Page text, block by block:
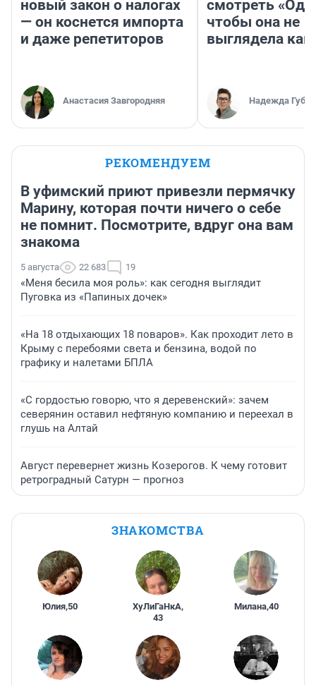
новый закон о налогах
— он коснется импорта
и даже репетиторов
Анастасия Завгородняя
смотреть
чтобы она не
выглядела как
Надежда
РЕКОМЕНДУЕМ
В уфимский приют привезли пермячку
Марину, которая почти ничего о себе
не помнит. Посмотрите, вдруг она вам
знакома
5 августа 22 683 19
«Меня бесила моя роль»: как сегодня выглядит
Пуговка из «Папиных дочек»
«На 18 отдыхающих 18 поваров». Как проходит лето в
Крыму с перебоями света и бензина, водой по
графику и налетами БПЛА
«С гордостью говорю, что я деревенский»: зачем
северянин оставил нефтяную компанию и переехал в
глушь на Алтай
Август перевернет жизнь Козерогов. К чему готовит
ретроградный Сатурн — прогноз
ЗНАКОМСТВА
Юлия,50 ХуЛиГаНкА,
43
Милана,40